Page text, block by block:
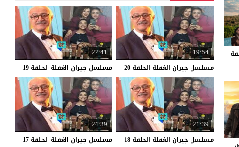
19:54
مسلسل جيران الغفلة الحلقة 20
22:41
مسلسل جيران الغفلة الحلقة 19
21:39
مسلسل جيران الغفلة الحلقة 18
24:39
مسلسل جيران الغفلة الحلقة 17